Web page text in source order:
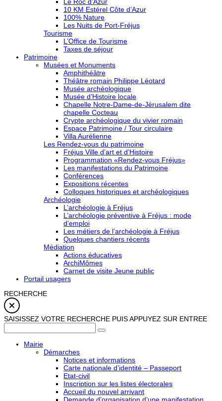
10 KM Estérel Côte d’Azur
100% Nature
Les Nuits de Port-Fréjus
Tourisme
L’Office de Tourisme
Taxes de séjour
Patrimoine
Musées et Monuments
Amphithéâtre
Théâtre romain Philippe Léotard
Musée archéologique
Musée d’Histoire locale
Chapelle Notre-Dame-de-Jérusalem dite
chapelle Cocteau
Crypte archéologique du vivier romain
Espace Patrimoine / Tour circulaire
Villa Aurélienne
Les Rendez-vous du patrimoine
Fréjus Ville d’art et d’Histoire
Programmation «Rendez-vous Fréjus»
Les manifestations du Patrimoine
Conférences
Expositions récentes
Colloques historiques et archéologiques
Archéologie
L’archéologie à Fréjus
L’archéologie préventive à Fréjus : mode
d’emploi
Les métiers de l’archéologie à Fréjus
Quelques chantiers récents
Médiation
Actions éducatives
ArchiMômes
Carnet de visite Jeune public
Portail usagers
RECHERCHE
SAISISSEZ VOTRE RECHERCHE PUIS APPUYEZ SUR ENTREE
Mairie
Démarches
Notices et informations
Carte nationale d’identité – Passeport
Etat-civil
Inscription sur les listes électorales
Accueil du nouvel arrivant